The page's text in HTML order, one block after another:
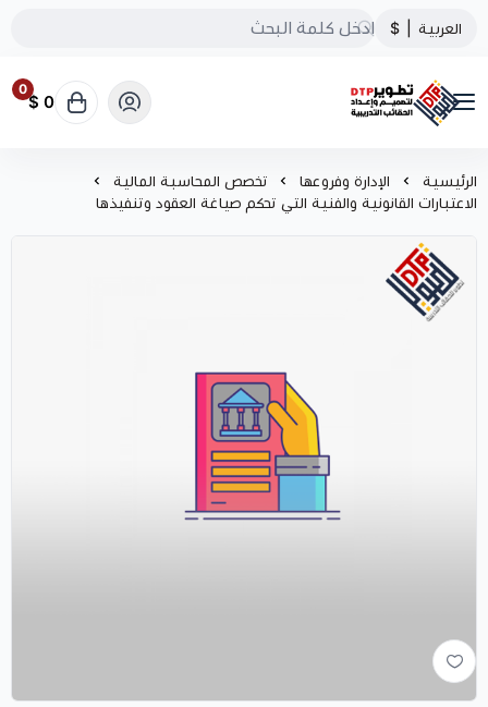
العربية $
تطوير الحقائب التدريبية
0
0 $
الرئيسية الإدارة وفروعها
تخصص المحاسبة المالية
الاعتبارات القانونية والفنية التي تحكم صياغة العقود وتنفيذها